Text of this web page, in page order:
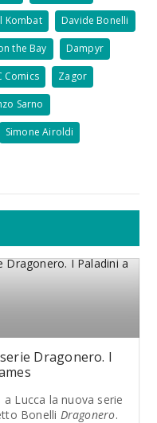
Kombat Davide Bonelli
the Bay Dampyr
Comics Zagor
Sarno
Simone Airoldi
Dragonero. I
Lucca la nuova serie
Bonelli Dragonero.